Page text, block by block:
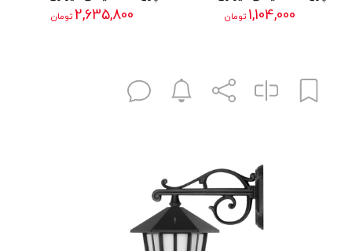
1,104,000 تومان 2,635,800تومان